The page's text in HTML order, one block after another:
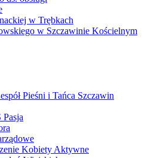
w Trębkach
w Szczawinie Kościelnym
Pieśni i Tańca Szczawin
Kobiety Aktywne